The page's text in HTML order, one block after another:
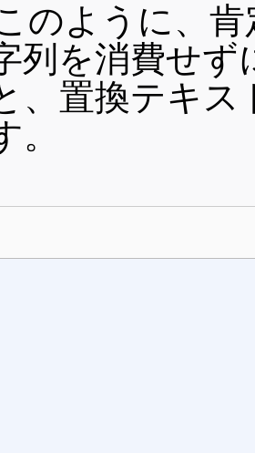
のように、
列を消費せず
、置換テキ
。